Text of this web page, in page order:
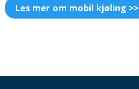
Les mer om mobil kjøling >>